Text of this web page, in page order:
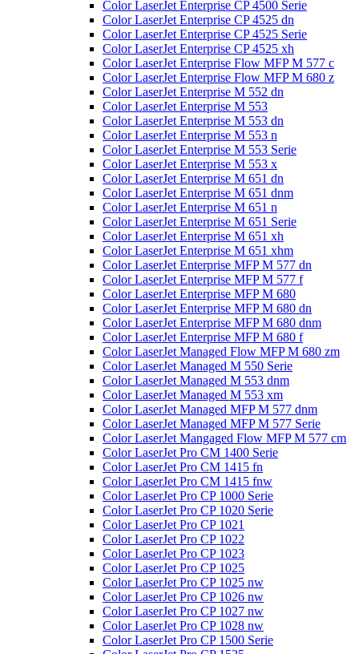
Color LaserJet Enterprise CP 4500 Serie
Color LaserJet Enterprise CP 4525 dn
Color LaserJet Enterprise CP 4525 Serie
Color LaserJet Enterprise CP 4525 xh
Color LaserJet Enterprise Flow MFP M 577 c
Color LaserJet Enterprise Flow MFP M 680 z
Color LaserJet Enterprise M 552 dn
Color LaserJet Enterprise M 553
Color LaserJet Enterprise M 553 dn
Color LaserJet Enterprise M 553 n
Color LaserJet Enterprise M 553 Serie
Color LaserJet Enterprise M 553 x
Color LaserJet Enterprise M 651 dn
Color LaserJet Enterprise M 651 dnm
Color LaserJet Enterprise M 651 n
Color LaserJet Enterprise M 651 Serie
Color LaserJet Enterprise M 651 xh
Color LaserJet Enterprise M 651 xhm
Color LaserJet Enterprise MFP M 577 dn
Color LaserJet Enterprise MFP M 577 f
Color LaserJet Enterprise MFP M 680
Color LaserJet Enterprise MFP M 680 dn
Color LaserJet Enterprise MFP M 680 dnm
Color LaserJet Enterprise MFP M 680 f
Color LaserJet Managed Flow MFP M 680 zm
Color LaserJet Managed M 550 Serie
Color LaserJet Managed M 553 dnm
Color LaserJet Managed M 553 xm
Color LaserJet Managed MFP M 577 dnm
Color LaserJet Managed MFP M 577 Serie
Color LaserJet Mangaged Flow MFP M 577 cm
Color LaserJet Pro CM 1400 Serie
Color LaserJet Pro CM 1415 fn
Color LaserJet Pro CM 1415 fnw
Color LaserJet Pro CP 1000 Serie
Color LaserJet Pro CP 1020 Serie
Color LaserJet Pro CP 1021
Color LaserJet Pro CP 1022
Color LaserJet Pro CP 1023
Color LaserJet Pro CP 1025
Color LaserJet Pro CP 1025 nw
Color LaserJet Pro CP 1026 nw
Color LaserJet Pro CP 1027 nw
Color LaserJet Pro CP 1028 nw
Color LaserJet Pro CP 1500 Serie